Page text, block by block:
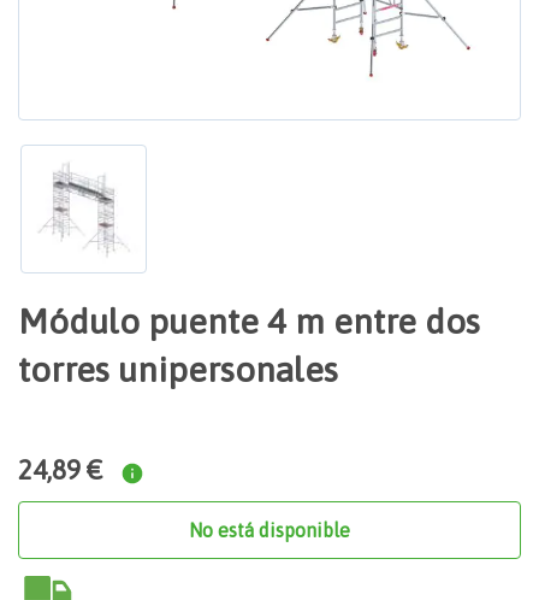
Módulo puente 4 m entre dos
torres unipersonales
24,89 €
No está disponible